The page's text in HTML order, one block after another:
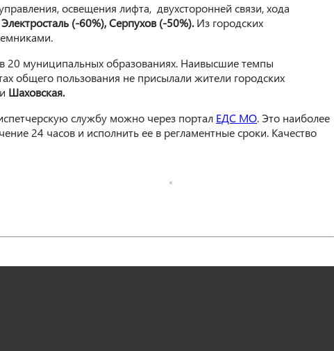
освещения лифта, двухсторонней связи, хода
(-60%), Серпухов (-50%).Из городских
в 20 муниципальных образованиях. Наивысшие темпы
общего пользования не присылали жители городских
и Шаховская.
службу можно через портал ЕДС МО. Это наиболее
24 часов и исполнить ее в регламентные сроки. Качество